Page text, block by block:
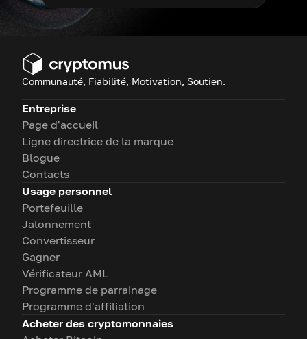
Communauté, Fiabilité, Motivation, Soutien.
Entreprise
Page d'accueil
Ligne directrice de la marque
Blogue
Contacts
Usage personnel
Portefeuille
Jalonnement
Convertisseur
Gagner
Vérificateur AML
Programme de parrainage
Programme d'affiliation
Acheter des cryptomonnaies